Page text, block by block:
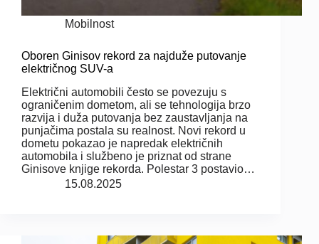
Mobilnost
Oboren Ginisov rekord za najduže putovanje
električnog SUV-a
Električni automobili često se povezuju s
ograničenim dometom, ali se tehnologija brzo
razvija i duža putovanja bez zaustavljanja na
punjačima postala su realnost. Novi rekord u
dometu pokazao je napredak električnih
automobila i službeno je priznat od strane
Ginisove knjige rekorda. Polestar 3 postavio…
15.08.2025